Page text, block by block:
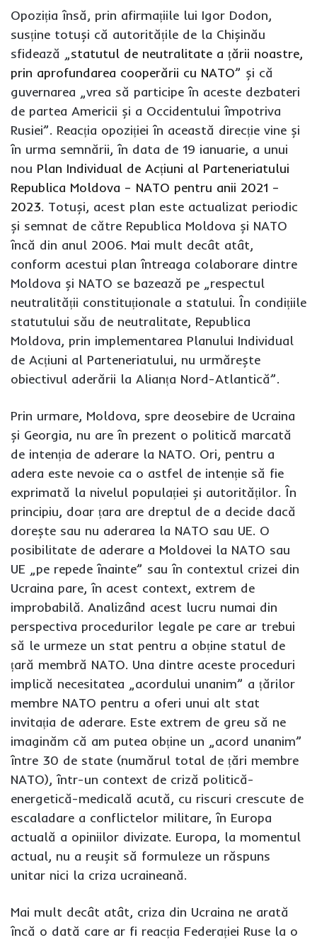
Opoziția însă, prin afirmațiile lui Igor Dodon,
susține totuși că autoritățile de la Chișinău
sfidează „statutul de neutralitate a țării noastre,
prin aprofundarea cooperării cu NATO” și că
guvernarea „vrea să participe în aceste dezbateri
de partea Americii și a Occidentului împotriva
Rusiei”. Reacția opoziției în această direcție vine și
în urma semnării, în data de 19 ianuarie, a unui
nou Plan Individual de Acțiuni al Parteneriatului
Republica Moldova – NATO pentru anii 2021 –
2023. Totuși, acest plan este actualizat periodic
și semnat de către Republica Moldova și NATO
încă din anul 2006. Mai mult decât atât,
conform acestui plan întreaga colaborare dintre
Moldova și NATO se bazează pe „respectul
neutralității constituționale a statului. În condițiile
statutului său de neutralitate, Republica
Moldova, prin implementarea Planului Individual
de Acțiuni al Parteneriatului, nu urmărește
obiectivul aderării la Alianța Nord-Atlantică”.
Prin urmare, Moldova, spre deosebire de Ucraina
și Georgia, nu are în prezent o politică marcată
de intenția de aderare la NATO. Ori, pentru a
adera este nevoie ca o astfel de intenție să fie
exprimată la nivelul populației și autorităților. În
principiu, doar țara are dreptul de a decide dacă
dorește sau nu aderarea la NATO sau UE. O
posibilitate de aderare a Moldovei la NATO sau
UE „pe repede înainte” sau în contextul crizei din
Ucraina pare, în acest context, extrem de
improbabilă. Analizând acest lucru numai din
perspectiva procedurilor legale pe care ar trebui
să le urmeze un stat pentru a obține statul de
țară membră NATO. Una dintre aceste proceduri
implică necesitatea „acordului unanim” a țărilor
membre NATO pentru a oferi unui alt stat
invitația de aderare. Este extrem de greu să ne
imaginăm că am putea obține un „acord unanim”
între 30 de state (numărul total de țări membre
NATO), într-un context de criză politică-
energetică-medicală acută, cu riscuri crescute de
escaladare a conflictelor militare, în Europa
actuală a opiniilor divizate. Europa, la momentul
actual, nu a reușit să formuleze un răspuns
unitar nici la criza ucraineană.
Mai mult decât atât, criza din Ucraina ne arată
încă o dată care ar fi reacția Federației Ruse la o